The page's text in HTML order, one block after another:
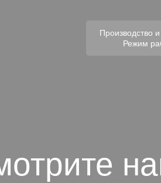
Производство
Режим